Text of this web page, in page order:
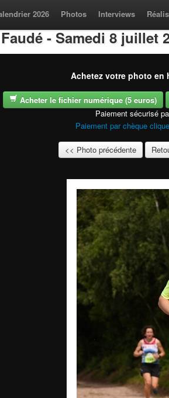
2026 Photos Interviews
- Samedi 8 juillet
Achetez votre photo en
Acheter le fichier numérique (5 euros)
Paiement sécurisé
Paiement par chèque
<< Photo précédente